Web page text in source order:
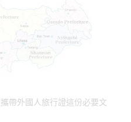
帶外國人旅行證這份必要文